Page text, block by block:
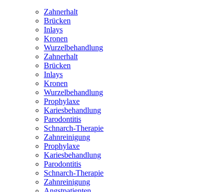
Zahnerhalt
Brücken
Inlays
Kronen
Wurzelbehandlung
Zahnerhalt
Brücken
Inlays
Kronen
Wurzelbehandlung
Prophylaxe
Kariesbehandlung
Parodontitis
Schnarch-Therapie
Zahnreinigung
Prophylaxe
Kariesbehandlung
Parodontitis
Schnarch-Therapie
Zahnreinigung